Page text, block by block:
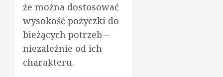
że można dostosować
wysokość pożyczki do
bieżących potrzeb –
niezależnie od ich
charakteru.